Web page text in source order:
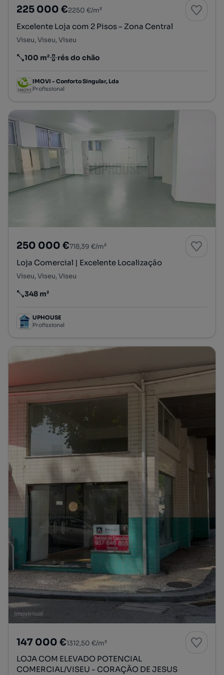
225 000 €2250 €/m²
Excelente Loja com 2 Pisos – Zona Central
Viseu, Viseu, Viseu
Preço por metro quadrado
100 m²
Andar rés do chão
IMOVI - Conforto Singular, Lda
Profissional
250 000 €718,39 €/m²
Loja Comercial | Excelente Localização
Viseu, Viseu, Viseu
Preço por metro quadrado
348 m²
UPHOUSE
Profissional
147 000 €1312,50 €/m²
LOJA COM ELEVADO POTENCIAL
COMERCIAL/VISEU - CORAÇÃO DE JESUS